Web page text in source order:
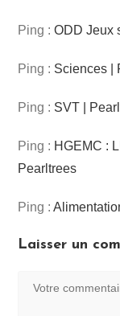
Ping :ODD Jeux
Ping : Sciences |
Ping : SVT |
Ping : HGEMC :
Pearltrees
Ping :
Laisser un